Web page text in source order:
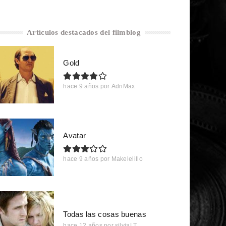
Artículos destacados del filmblog
Gold
hace 9 años por AdriMax
Avatar
hace 9 años por Makelelillo
Todas las cosas buenas